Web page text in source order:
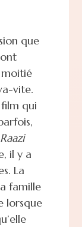
que
vite.
qui
Raazi
il y a
La
famille
lorsque